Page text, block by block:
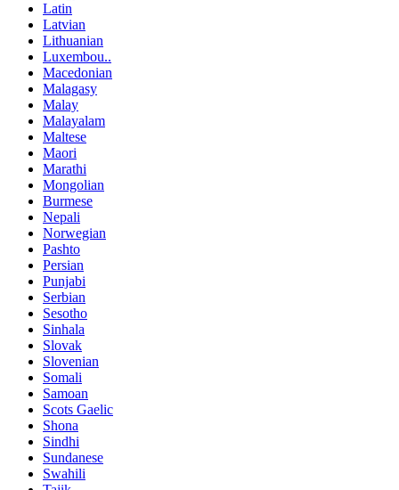
Latin
Latvian
Lithuanian
Luxembou..
Macedonian
Malagasy
Malay
Malayalam
Maltese
Maori
Marathi
Mongolian
Burmese
Nepali
Norwegian
Pashto
Persian
Punjabi
Serbian
Sesotho
Sinhala
Slovak
Slovenian
Somali
Samoan
Scots Gaelic
Shona
Sindhi
Sundanese
Swahili